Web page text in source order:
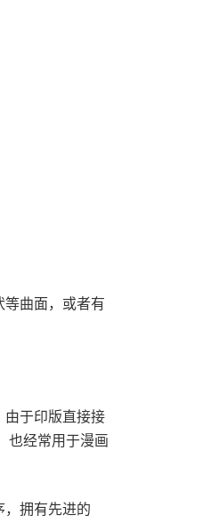
等曲面，或者有
由于印版直接接
也经常用于漫画
，拥有先进的